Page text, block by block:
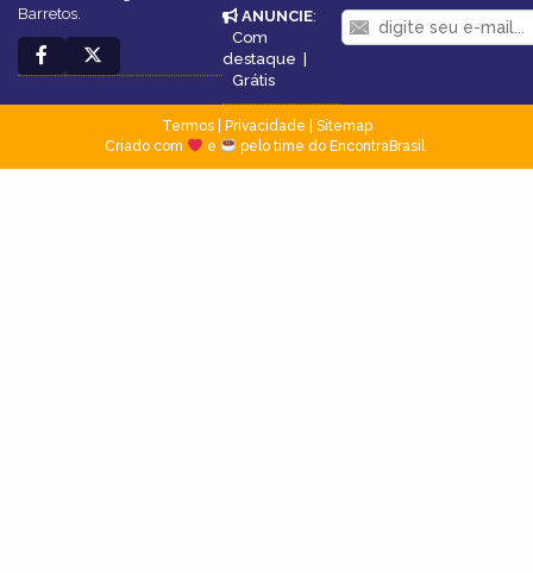
Barretos.
ANUNCIE:
Com
destaque |
Grátis
Termos| Privacidade
Sitemap
Criado com
e pelo time do EncontraBrasil